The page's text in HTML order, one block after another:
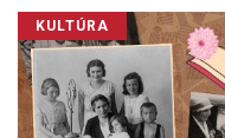
KULTÚRA